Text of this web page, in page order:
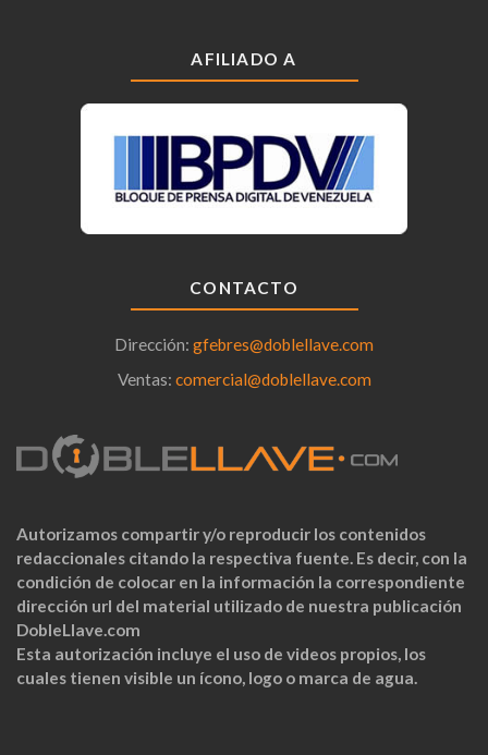
AFILIADO A
CONTACTO
Dirección: gfebres@doblellave.com
Ventas: comercial@doblellave.com
Autorizamos compartir y/o reproducir los contenidos
redaccionales citando la respectiva fuente. Es decir, con la
condición de colocar en la información la correspondiente
dirección url del material utilizado de nuestra publicación
DobleLlave.com
Esta autorización incluye el uso de videos propios, los
cuales tienen visible un ícono, logo o marca de agua.